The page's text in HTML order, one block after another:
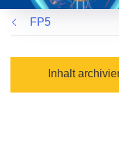
Fenster)
FP5
Inhalt